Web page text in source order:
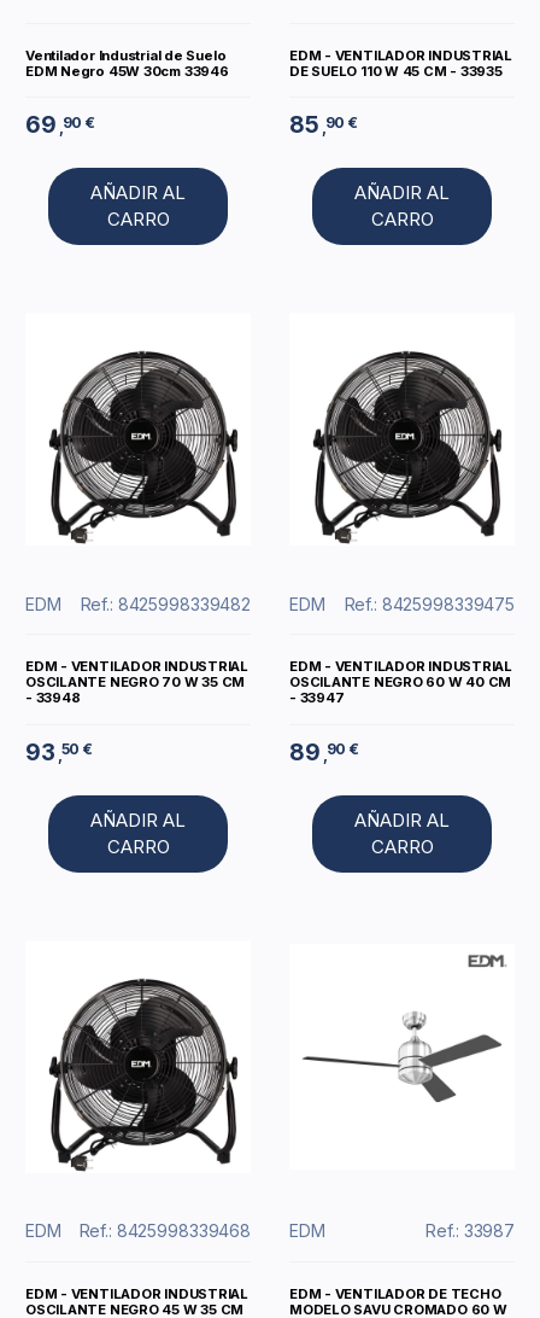
Ventilador Industrial de Suelo
EDM Negro 45W 30cm 33946
69 ,90 €
AÑADIR AL
CARRO
EDM - VENTILADOR INDUSTRIAL
DE SUELO 110 W 45 CM - 33935
85 ,90 €
AÑADIR AL
CARRO
EDM Ref.: 8425998339482
EDM - VENTILADOR INDUSTRIAL
OSCILANTE NEGRO 70 W 35 CM
- 33948
93 ,50 €
AÑADIR AL
CARRO
EDM Ref.: 8425998339475
EDM - VENTILADOR INDUSTRIAL
OSCILANTE NEGRO 60 W 40 CM
- 33947
89 90 €
AÑADIR AL
CARRO
EDM Ref.: 8425998339468
EDM - VENTILADOR INDUSTRIAL
OSCILANTE NEGRO 45 W 35 CM
EDM Ref.: 33987
EDM - VENTILADOR DE TECHO
MODELO SAVU CROMADO 60 W